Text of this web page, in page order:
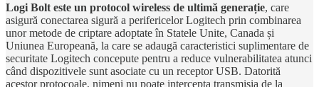
Logi Bolt este un protocol wireless de ultimă generație, care
asigură conectarea sigură a perifericelor Logitech prin combinarea
unor metode de criptare adoptate în Statele Unite, Canada și
Uniunea Europeană, la care se adaugă caracteristici suplimentare de
securitate Logitech concepute pentru a reduce vulnerabilitatea atunci
când dispozitivele sunt asociate cu un receptor USB. Datorită
acestor protocoale, nimeni nu poate intercepta transmisia de la